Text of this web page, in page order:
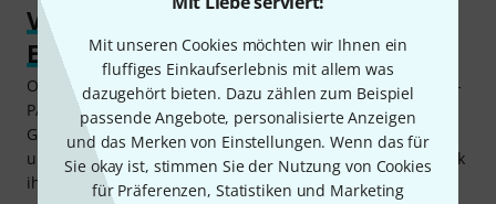
Mit unseren Cookies möchten wir Ihnen ein
fluffiges Einkaufserlebnis mit allem was
dazugehört bieten. Dazu zählen zum Beispiel
passende Angebote, personalisierte Anzeigen
und das Merken von Einstellungen. Wenn das für
Sie okay ist, stimmen Sie der Nutzung von Cookies
für Präferenzen, Statistiken und Marketing
Von Wohnzimmerkonzert bis Messe-
Event
Ob Wohnzimmerkonzert oder Hochzeitsauftritt, die Säulen-
PA LD Systems Maui 11 G2 liefert den passenden Sound.
Gerade in überschaubaren Umgebungen ist die
unauffällige kleine Anlage eine passende Lösung. Und dank
ihrer Multipin-Steckverbindung ist diese Klein-PA